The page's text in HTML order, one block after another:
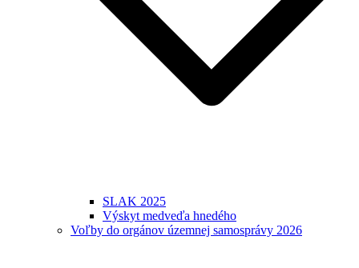
SLAK 2025
Výskyt medveďa hnedého
Voľby do orgánov územnej samosprávy 2026